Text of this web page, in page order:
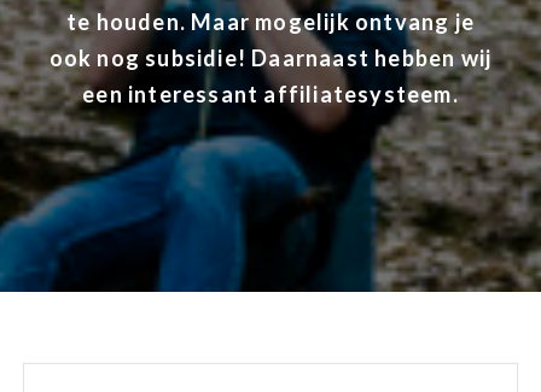
te houden. Maar mogelijk ontvang je
ook nog subsidie! Daarnaast hebben wij
een interessant affiliatesysteem.